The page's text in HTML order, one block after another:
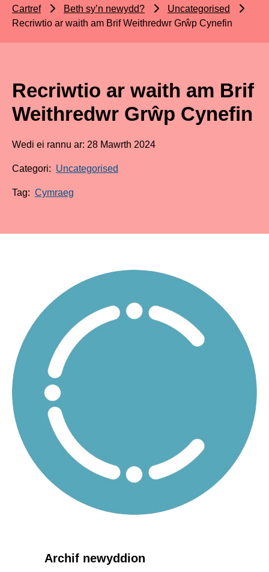
Cartref Beth sy’n newydd?
Uncategorised
Recriwtio ar waith am Brif Weithredwr Grŵp Cynefin
Recriwtio ar waith am Brif
Weithredwr Grŵp Cynefin
Wedi ei rannu ar: 28 Mawrth 2024
Categori: Uncategorised
Tag: Cymraeg
Archif newyddion